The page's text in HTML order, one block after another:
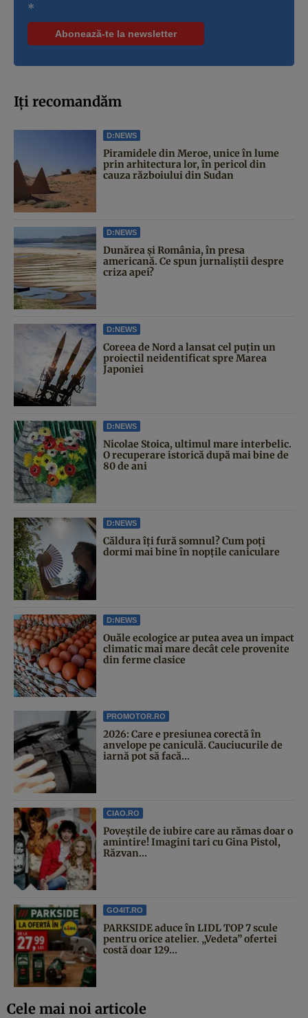
*
Iți recomandăm
D:NEWS
Piramidele din Meroe, unice în lume
prin arhitectura lor, în pericol din
cauza războiului din Sudan
D:NEWS
Dunărea și România, în presa
americană. Ce spun jurnaliștii despre
criza apei?
D:NEWS
Coreea de Nord a lansat cel puțin un
proiectil neidentificat spre Marea
Japoniei
D:NEWS
Nicolae Stoica, ultimul mare interbelic.
O recuperare istorică după mai bine de
80 de ani
D:NEWS
Căldura îți fură somnul? Cum poți
dormi mai bine în nopțile caniculare
D:NEWS
Ouăle ecologice ar putea avea un impact
climatic mai mare decât cele provenite
din ferme clasice
PROMOTOR.RO
2026: Care e presiunea corectă în
anvelope pe caniculă. Cauciucurile de
iarnă pot să facă...
CIAO.RO
Poveştile de iubire care au rămas doar o
amintire! Imagini tari cu Gina Pistol,
Răzvan...
GO4IT.RO
PARKSIDE aduce în LIDL TOP 7 scule
pentru orice atelier. „Vedeta” ofertei
costă doar 129...
Cele mai noi articole